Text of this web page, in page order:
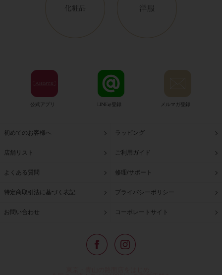
公式アプリ LINE@登録 メルマガ登録
初めてのお客様へ ラッピング
店舗リスト ご利用ガイド
よくある質問 修理/サポート
特定商取引法に基づく表記 プライバシーポリシー
お問い合わせ コーポレートサイト